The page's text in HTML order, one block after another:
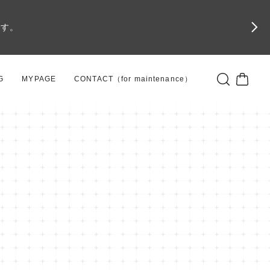
。
MYPAGE CONTACT（for maintenance）